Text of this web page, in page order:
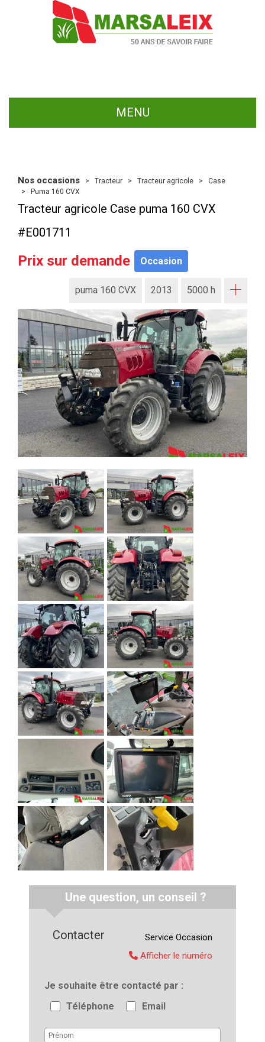
MENU
Nos occasions Tracteur Tracteur agricole
Case
Puma 160 CVX
Tracteur agricole Case puma 160 CVX
#E001711
Prix sur demande Occasion
puma 160 CVX 2013 5000 h
Une question, un conseil ?
Je souhaite être contacté par
Téléphone
Email
Contacter Service Occasion
Afficher le numéro